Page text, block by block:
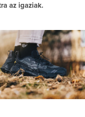
az igaziak.